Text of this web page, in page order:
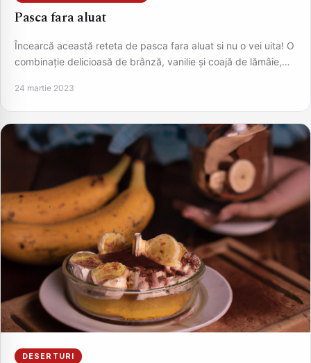
Pasca fara aluat
Încearcă această reteta de pasca fara aluat si nu o vei uita! O
combinație delicioasă de brânză, vanilie și coajă de lămâie,…
24 martie 2023
DESERTURI